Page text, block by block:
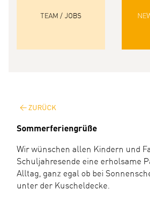
TEAM / JOBS
ZURÜCK
Sommerferiengrüße
Wir wünschen allen Kindern und
Schuljahresende eine erholsame
Alltag, ganz egal ob bei
unter der Kuscheldecke.